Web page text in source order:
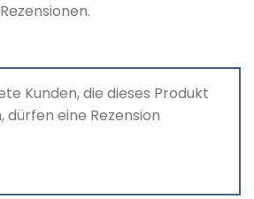
Kunden, die dieses Produkt
eine Rezension